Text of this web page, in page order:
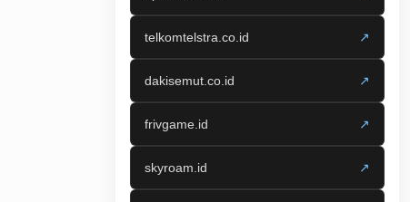
telkomtelstra.co.id ↗
dakisemut.co.id ↗
frivgame.id ↗
skyroam.id ↗